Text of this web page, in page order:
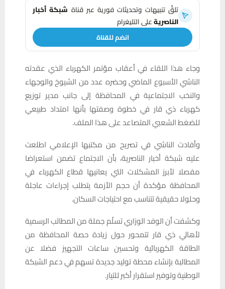
تلقَّ تنبيهات وتحديثات فورية عبر قناة شبكة أخبار
الناصريةعلى التليغرام
انضم للقناة
وجاء هذا اللقاء في أعقاب مؤتمر الكهرباء الذي عقدته
الناشي الأسبوع الماضي وحضره عدد من الشيوخ والوجهاء
والنخب الاجتماعية في المحافظة إلى جانب مدير توزيع
كهرباء ذي قار في خطوة وصفتها بأنها امتداد طبيعي
للضغط الشعبي المتصاعد على هذا الملف.
وأفادت الناشي في تصريح من مكتبها الإعلامي اطلعت
عليه شبكة أخبار الناصرية، بأن الاجتماع تضمن استعراضا
مفصلا لأبرز المشكلات التي يعانيها قطاع الكهرباء في
المحافظة مؤكدة أن حجم الأزمة يتطلب إجراءات عاجلة
وحلولا حقيقية تتناسب مع احتياجات السكان.
وكشفت أن الوفد الوزاري تسلّم جملة من المطالب الرسمية
لأهالي ذي قار تتمحور حول زيادة حصة المحافظة من
الطاقة الكهربائية وتحسين ساعات التجهيز فضلا عن
المطالبة بإنشاء محطة توليد جديدة تسهم في دعم الشبكة
الوطنية وتوفير استقرار أكبر للتيار.